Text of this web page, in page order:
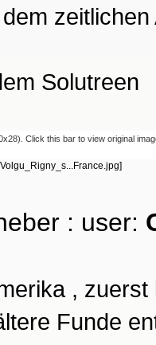
zeitlichen
Solutreen
Click this bar to view original
: user:
,
Funde